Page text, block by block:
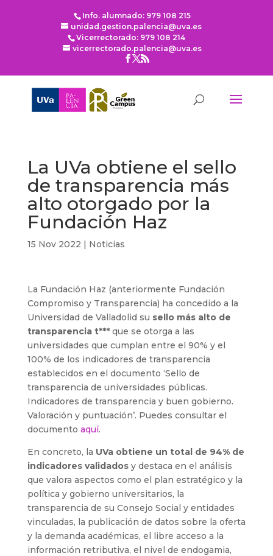
Info. alumnado: 979 108 215
unidad.gestion.palencia@uva.es
Vicerrectorado: 979 108 214
vicerrectorado.palencia@uva.es
La UVa obtiene el sello
de transparencia más
alto otorgado por la
Fundación Haz
15 Nov 2022 | Noticias
La Fundación Haz (anteriormente Fundación
Compromiso y Transparencia) ha concedido a la
Universidad de Valladolid su sello más alto de
transparencia t***que se otorga a las
universidades que cumplan entre el 90% y el
100% de los indicadores de transparencia
establecidos en el documento ‘Sello de
transparencia de universidades públicas.
Indicadores de transparencia y buen gobierno.
Valoración y puntuación’. Puedes consultar el
documento aquí.
En concreto, la UVa obtiene un total de 94% de
indicadores validadosy destaca en el análisis
que valora aspectos como el plan estratégico y la
política y gobierno universitarios, la
transparencia de su Consejo Social y entidades
vinculadas, la publicación de datos sobre la oferta
y la demanda académicas, el libre acceso a la
información retributiva, el nivel de endogamia,